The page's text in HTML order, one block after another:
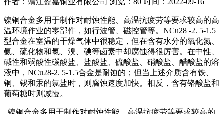
作者：靖江盈嘉铜业有限公司 浏览：80 时间：2022-09-16
镍铜合金多用于制作对耐蚀性能、高温抗疲劳等要求较高的高
温环境作业的零部件，如行波管、磁控管等。NCu28 -2. 5-1.5
型合金在室温的干燥气体中很稳定，但在含有水分的氧化氮、
氨、硫化物和氯、溴、碘等卤素中却腐蚀得很厉害。在中性、
碱性和弱酸性碳酸盐、盐酸盐、硫酸盐、硝酸盐、醋酸盐的溶
液中，NCu28-2. 5-1.5合金是耐蚀的；但当上述介质含有铁、
铜、锡和汞的氯盐时，则腐蚀速度加快。相反，含有铬酸盐和
葡萄糖时则减慢。
镍铜合金多用于制作对耐蚀性能、高温抗疲劳等要求较高的